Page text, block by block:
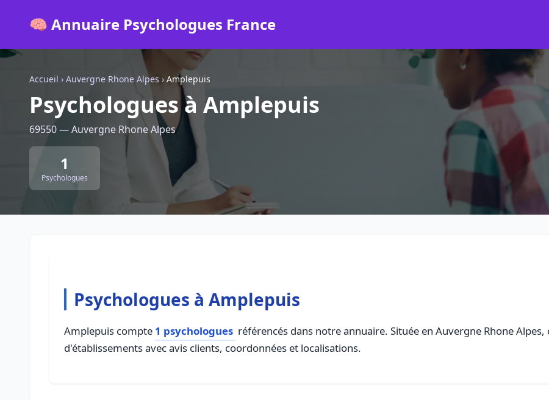
🧠 Annuaire Psychologues France
Accueil › Auvergne Rhone Alpes › Amplepuis
Psychologues à Amplepuis
69550 — Auvergne Rhone Alpes
1
Psychologues
Psychologues à Amplepuis
Amplepuis compte 1 psychologues référencés dans notre annuaire. Située en Auvergne Rhone
d'établissements avec avis clients, coordonnées et localisations.